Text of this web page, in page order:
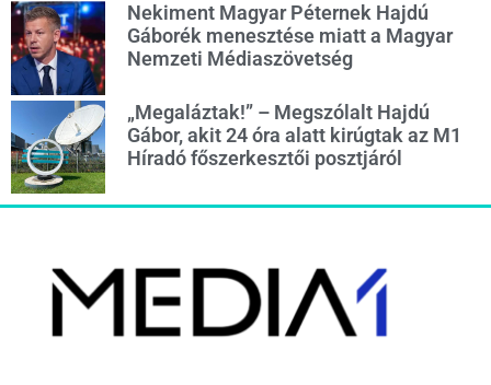
Nekiment Magyar Péternek Hajdú
Gáborék menesztése miatt a Magyar
Nemzeti Médiaszövetség
„Megaláztak!” – Megszólalt Hajdú
Gábor, akit 24 óra alatt kirúgtak az M1
Híradó főszerkesztői posztjáról